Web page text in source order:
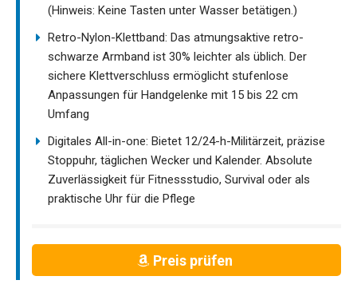
(Hinweis: Keine Tasten unter Wasser betätigen.)
Retro-Nylon-Klettband: Das atmungsaktive retro-
schwarze Armband ist 30% leichter als üblich. Der
sichere Klettverschluss ermöglicht stufenlose
Anpassungen für Handgelenke mit 15 bis 22 cm
Umfang
Digitales All-in-one: Bietet 12/24-h-Militärzeit, präzise
Stoppuhr, täglichen Wecker und Kalender. Absolute
Zuverlässigkeit für Fitnessstudio, Survival oder als
praktische Uhr für die Pflege
Preis prüfen